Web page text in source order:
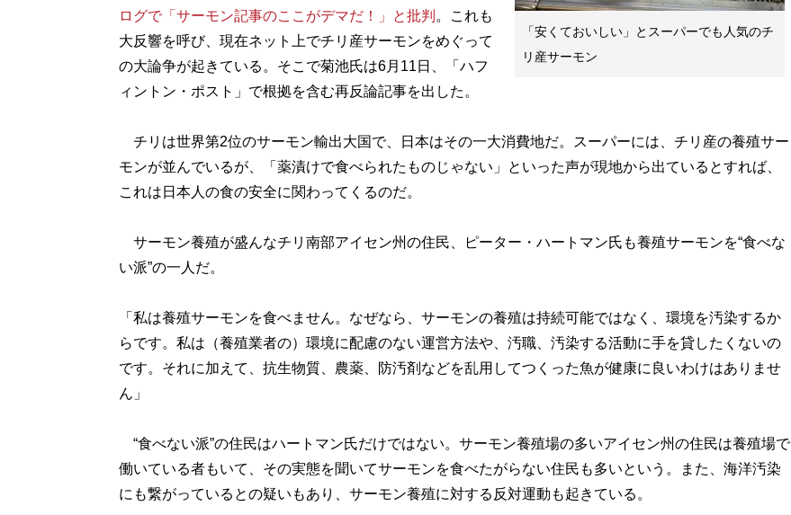
「安くておいしい」とスーパーでも人気のチ
リ産サーモン
ログで「サーモン記事のここがデマだ！」と批判 。これも
大反響を呼び、現在ネット上でチリ産サーモンをめぐって
の大論争が起きている。そこで菊池氏は6月11日、「ハフ
ィントン・ポスト」で根拠を含む再反論記事を出した。
チリは世界第2位のサーモン輸出大国で、日本はその一大消費地だ。スーパーには、チリ産の養殖サー
モンが並んでいるが、「薬漬けで食べられたものじゃない」といった声が現地から出ているとすれば、
これは日本人の食の安全に関わってくるのだ。
サーモン養殖が盛んなチリ南部アイセン州の住民、ピーター・ハートマン氏も養殖サーモンを“食べな
い派”の一人だ。
「私は養殖サーモンを食べません。なぜなら、サーモンの養殖は持続可能ではなく、環境を汚染するか
らです。私は（養殖業者の）環境に配慮のない運営方法や、汚職、汚染する活動に手を貸したくないの
です。それに加えて、抗生物質、農薬、防汚剤などを乱用してつくった魚が健康に良いわけはありませ
ん」
“食べない派”の住民はハートマン氏だけではない。サーモン養殖場の多いアイセン州の住民は養殖場で
働いている者もいて、その実態を聞いてサーモンを食べたがらない住民も多いという。また、海洋汚染
にも繋がっているとの疑いもあり、サーモン養殖に対する反対運動も起きている。